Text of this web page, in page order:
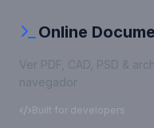
Online
Ver PDF, CAD, PSD &
navegador
Built for developers